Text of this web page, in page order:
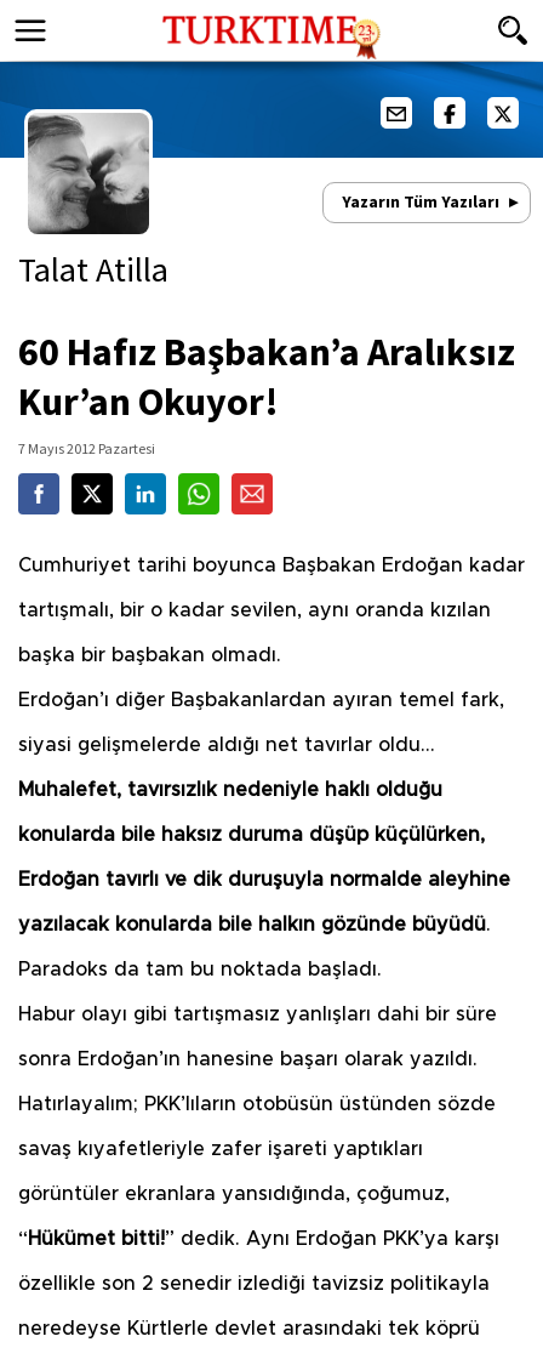
Yazarın Tüm Yazıları
Talat Atilla
60 Hafız Başbakan’a Aralıksız
Kur’an Okuyor!
7 Mayıs 2012 Pazartesi
Cumhuriyet tarihi boyunca Başbakan Erdoğan kadar
tartışmalı, bir o kadar sevilen, aynı oranda kızılan
başka bir başbakan olmadı.
Erdoğan’ı diğer Başbakanlardan ayıran temel fark,
siyasi gelişmelerde aldığı net tavırlar oldu…
Muhalefet, tavırsızlık nedeniyle haklı olduğu
konularda bile haksız duruma düşüp küçülürken,
Erdoğan tavırlı ve dik duruşuyla normalde aleyhine
yazılacak konularda bile halkın gözünde büyüdü.
Paradoks da tam bu noktada başladı.
Habur olayı gibi tartışmasız yanlışları dahi bir süre
sonra Erdoğan’ın hanesine başarı olarak yazıldı.
Hatırlayalım; PKK’lıların otobüsün üstünden sözde
savaş kıyafetleriyle zafer işareti yaptıkları
görüntüler ekranlara yansıdığında, çoğumuz,
“ Hükümet bitti!” dedik. Aynı Erdoğan PKK’ya karşı
özellikle son 2 senedir izlediği tavizsiz politikayla
neredeyse Kürtlerle devlet arasındaki tek köprü